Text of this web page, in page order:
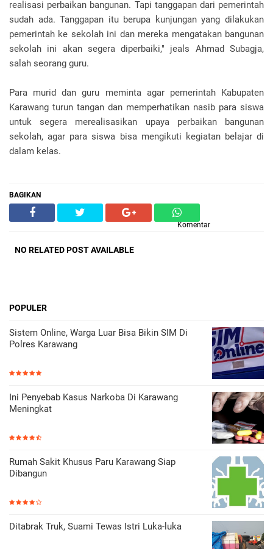
realisasi perbaikan bangunan. Tapi tanggapan dari pemerintah
sudah ada. Tanggapan itu berupa kunjungan yang dilakukan
pemerintah ke sekolah ini dan mereka mengatakan bangunan
sekolah ini akan segera diperbaiki," jeals Ahmad Subagja,
salah seorang guru.
Para murid dan guru meminta agar pemerintah Kabupaten
Karawang turun tangan dan memperhatikan nasib para siswa
untuk segera merealisasikan upaya perbaikan bangunan
sekolah, agar para siswa bisa mengikuti kegiatan belajar di
dalam kelas.
BAGIKAN
Komentar
NO RELATED POST AVAILABLE
POPULER
Sistem Online, Warga Luar Bisa Bikin SIM Di
Polres Karawang
Ini Penyebab Kasus Narkoba Di Karawang
Meningkat
Rumah Sakit Khusus Paru Karawang Siap
Dibangun
Ditabrak Truk, Suami Tewas Istri Luka-luka